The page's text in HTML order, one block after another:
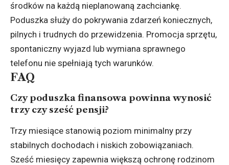
środków na każdą nieplanowaną zachciankę.
Poduszka służy do pokrywania zdarzeń koniecznych,
pilnych i trudnych do przewidzenia. Promocja sprzętu,
spontaniczny wyjazd lub wymiana sprawnego
telefonu nie spełniają tych warunków.
FAQ
Czy poduszka finansowa powinna wynosić
trzy czy sześć pensji?
Trzy miesiące stanowią poziom minimalny przy
stabilnych dochodach i niskich zobowiązaniach.
Sześć miesięcy zapewnia większą ochronę rodzinom